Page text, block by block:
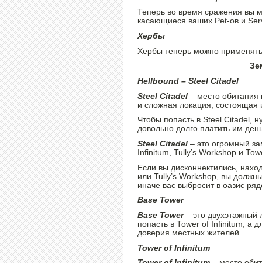
Теперь во время сражения вы
касающиеся ваших Pet-ов и
Хербы
Хербы теперь можно
Hellbound – Steel Citadel
Steel Citadel – место
и сложная локация, состоящая
Чтобы попасть в Steel Citadel,
довольно долго платить им
Steel Citadel – это огромный
Infinitum, Tully’s Workshop и
Если вы дисконнектились,
или Tully’s Workshop, вы
иначе вас выбросит в оазис
Base Tower
Base Tower – это двухэтажный
попасть в Tower of Infinitum, а
доверия местных жителей.
Tower of Infinitum